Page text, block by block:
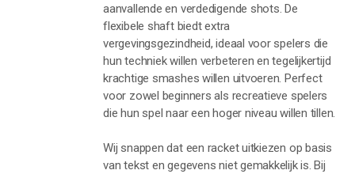
aanvallende en verdedigende shots. De
flexibele shaft biedt extra
vergevingsgezindheid, ideaal voor spelers die
hun techniek willen verbeteren en tegelijkertijd
krachtige smashes willen uitvoeren. Perfect
voor zowel beginners als recreatieve spelers
die hun spel naar een hoger niveau willen tillen.
Wij snappen dat een racket uitkiezen op basis
van tekst en gegevens niet gemakkelijk is. Bij